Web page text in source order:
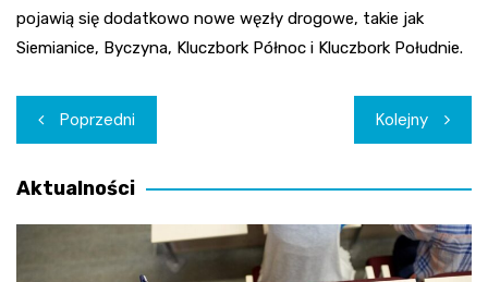
pojawią się dodatkowo nowe węzły drogowe, takie jak
Siemianice, Byczyna, Kluczbork Północ i Kluczbork Południe.
Nawigacja
wpisu
Poprzedni Kolejny
Aktualności